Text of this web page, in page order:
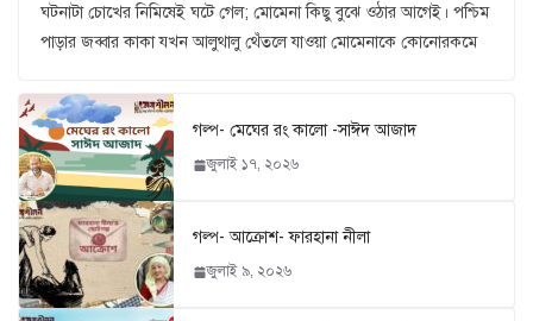
ঘটনাটা চোখের নিমিষেই ঘটে গেল; মোমেনা কিছু বুঝে ওঠার আগেই। পশ্চিম
পাড়ার জব্বার কাকা যখন আলুথালু থেঁতলে যাওয়া মোমেনাকে কোনোরকমে
গল্প- মেঘের রং কালো -সাঈদ আজাদ
জুলাই ১৭, ২০২৬
গল্প- আক্রোশ- ফারহানা নীলা
জুলাই ৯, ২০২৬